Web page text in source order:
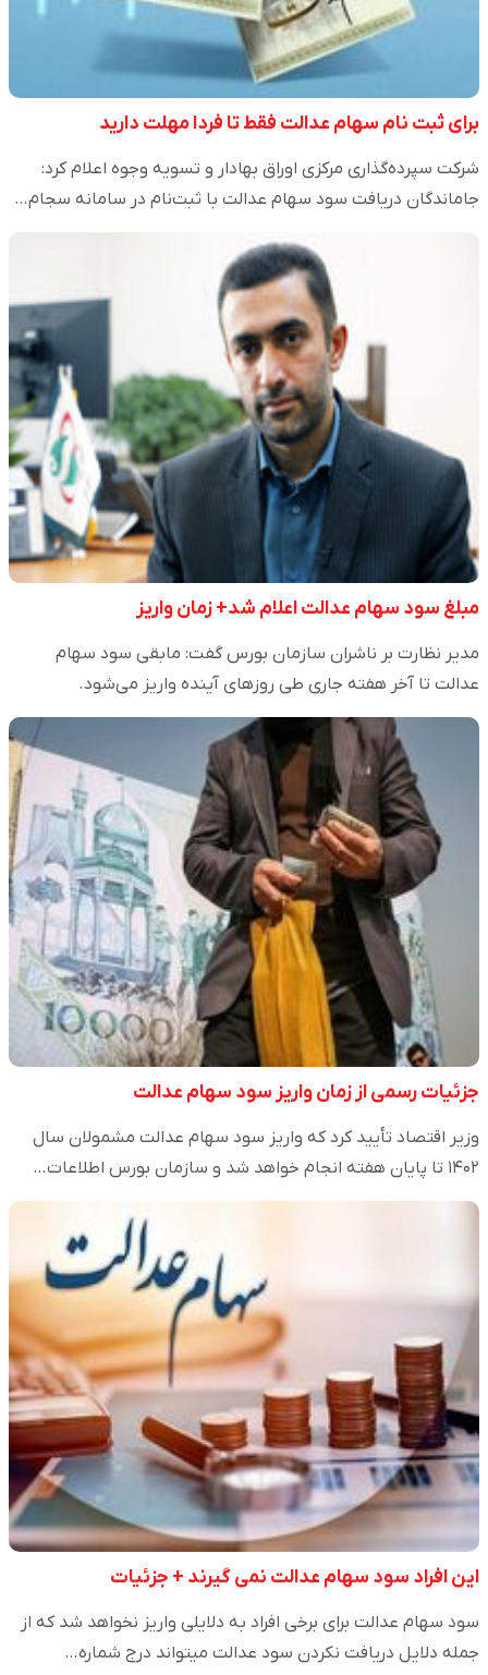
برای ثبت نام سهام عدالت فقط تا فردا مهلت دارید
شرکت سپرده‌گذاری مرکزی اوراق بهادار و تسویه وجوه اعلام کرد:
جاماندگان دریافت سود سهام عدالت با ثبت‌نام در سامانه سجام…
مبلغ سود سهام عدالت اعلام شد+ زمان واریز
مدیر نظارت بر ناشران سازمان بورس گفت: مابقی سود سهام
عدالت تا آخر هفته جاری طی روزهای آینده واریز می‌شود.
جزئیات رسمی از زمان واریز سود سهام عدالت
وزیر اقتصاد تأیید کرد که واریز سود سهام عدالت مشمولان سال
۱۴۰۲ تا پایان هفته انجام خواهد شد و سازمان بورس اطلاعات…
این افراد سود سهام عدالت نمی گیرند + جزئیات
سود سهام عدالت برای برخی افراد به دلایلی واریز نخواهد شد که از
جمله دلایل دریافت نکردن سود عدالت میتواند درج شماره…